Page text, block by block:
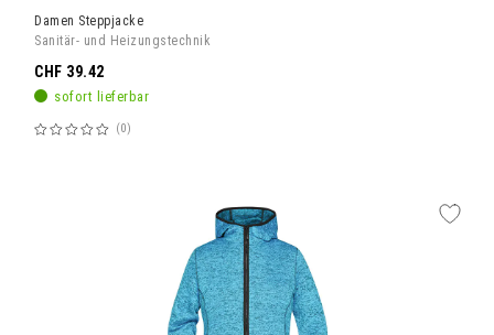
Damen Steppjacke
Sanitär- und Heizungstechnik
sofort lieferbar
Bewertung:
0
CHF 39.42